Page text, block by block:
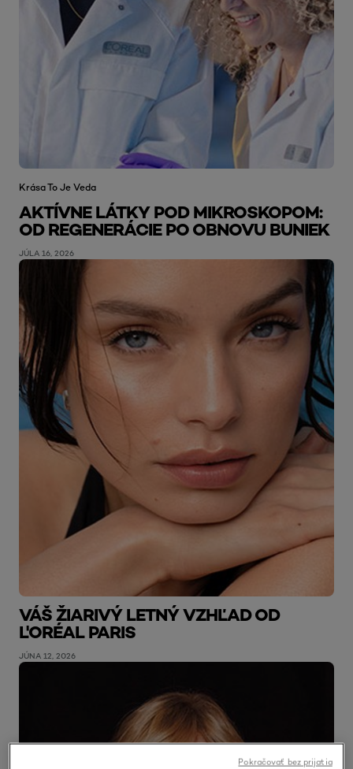
Krása To Je Veda
AKTÍVNE LÁTKY POD MIKROSKOPOM:
OD REGENERÁCIE PO OBNOVU BUNIEK
JÚLA 16, 2026
VÁŠ ŽIARIVÝ LETNÝ VZHĽAD OD
L'ORÉAL PARIS
JÚNA 12, 2026
Pokračovať bez prijatia